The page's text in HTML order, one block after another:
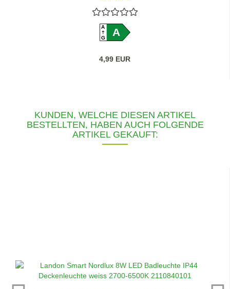
A
GA
4,99 EUR
KUNDEN, WELCHE DIESEN ARTIKEL
BESTELLTEN, HABEN AUCH FOLGENDE
ARTIKEL GEKAUFT: